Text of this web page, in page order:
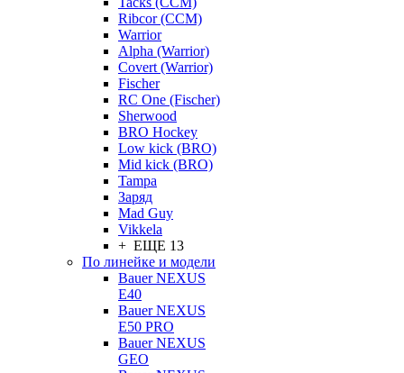
Ribcor (CCM)
Warrior
Alpha (Warrior)
Covert (Warrior)
Fischer
RC One (Fischer)
Sherwood
BRO Hockey
Low kick (BRO)
Mid kick (BRO)
Tampa
Заряд
Mad Guy
Vikkela
+ ЕЩЕ 13
По линейке и модели
Bauer NEXUS
E40
Bauer NEXUS
E50 PRO
Bauer NEXUS
GEO